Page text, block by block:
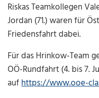
Riskas Teamkollegen
Jordan (71.) waren für
Friedensfahrt dabei.
Für das Hrinkow-Team
OÖ-Rundfahrt (4. bis 7.
aufhttps://www.ooe-